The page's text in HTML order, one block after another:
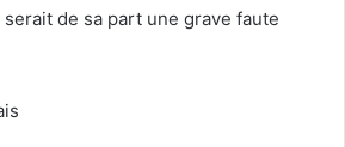
serait de sa part une grave faute